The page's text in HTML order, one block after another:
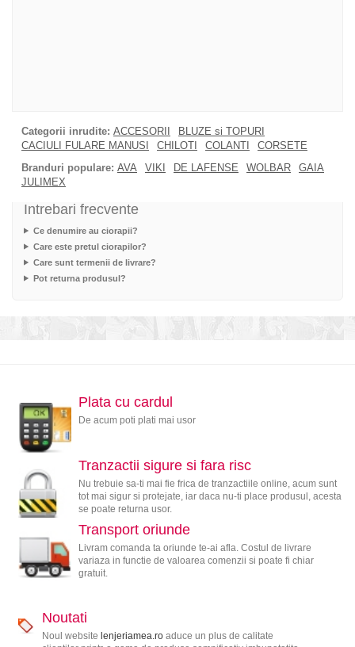
Categorii inrudite: ACCESORII
BLUZE si TOPURI
CACIULI FULARE MANUSI
CHILOTI COLANTI
CORSETE
Branduri populare: AVA VIKI DE LAFENSE WOLBAR
GAIA
JULIMEX
Intrebari frecvente
Ce denumire au ciorapii?
Care este pretul ciorapilor?
Care sunt termenii de livrare?
Pot returna produsul?
Plata cu cardul
De acum poti plati mai usor
Tranzactii sigure si fara risc
Nu trebuie sa-ti mai fie frica de tranzactiile online, acum sunt
tot mai sigur si protejate, iar daca nu-ti place produsul, acesta
se poate returna usor.
Transport oriunde
Livram comanda ta oriunde te-ai afla. Costul de livrare
variaza in functie de valoarea comenzii si poate fi chiar
gratuit.
Noutati
Noul website lenjeriamea.roaduce un plus de calitate